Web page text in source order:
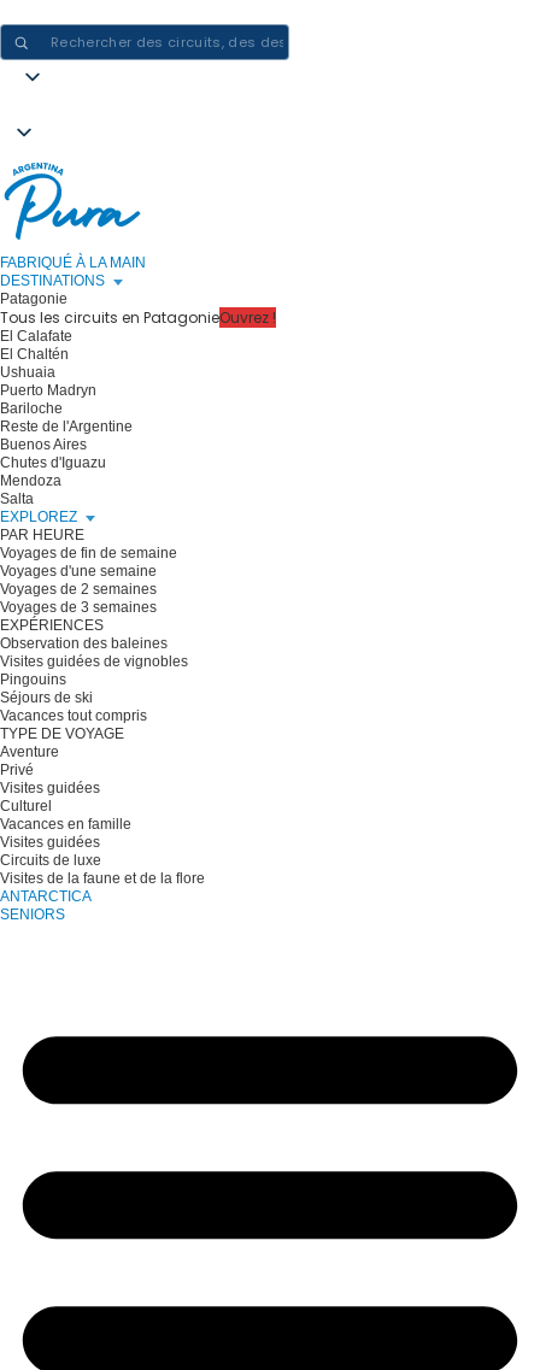
FABRIQUÉ À LA MAIN
DESTINATIONS
Patagonie
Tous les circuits en PatagonieOuvrez !
El Calafate
El Chaltén
Ushuaia
Puerto Madryn
Bariloche
Reste de l'Argentine
Buenos Aires
Chutes d'Iguazu
Mendoza
Salta
EXPLOREZ
PAR HEURE
Voyages de fin de semaine
Voyages d'une semaine
Voyages de 2 semaines
Voyages de 3 semaines
EXPÉRIENCES
Observation des baleines
Visites guidées de vignobles
Pingouins
Séjours de ski
Vacances tout compris
TYPE DE VOYAGE
Aventure
Privé
Visites guidées
Culturel
Vacances en famille
Visites guidées
Circuits de luxe
Visites de la faune et de la flore
ANTARCTICA
SENIORS